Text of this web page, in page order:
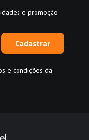
e promoção
Cadastrar
e condições da